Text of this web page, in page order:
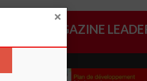
MAGAZINE